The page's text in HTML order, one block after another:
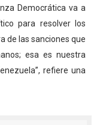
Democrática va a
para resolver los
de las sanciones que
esa es nuestra
refiere una